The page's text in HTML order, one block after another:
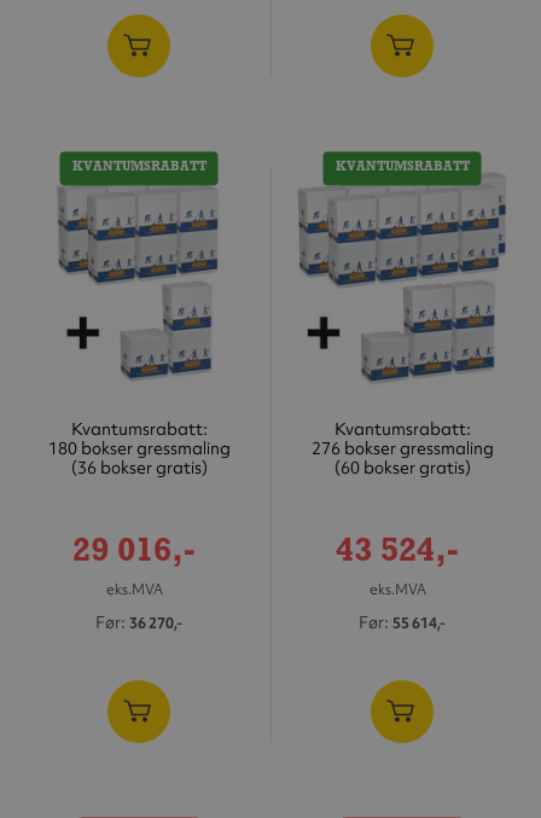
KVANTUMSRABATT
Kvantumsrabatt:
180 bokser gressmaling
(36 bokser gratis)
Tilbudspris
29 016,-
eks.MVA
Før 36 270,-
KVANTUMSRABATT
Kvantumsrabatt:
276 bokser gressmaling
(60 bokser gratis)
Tilbudspris
43 524,-
eks.MVA
Før 55 614,-